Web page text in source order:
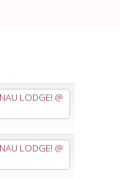
LODGE! @
LODGE! @